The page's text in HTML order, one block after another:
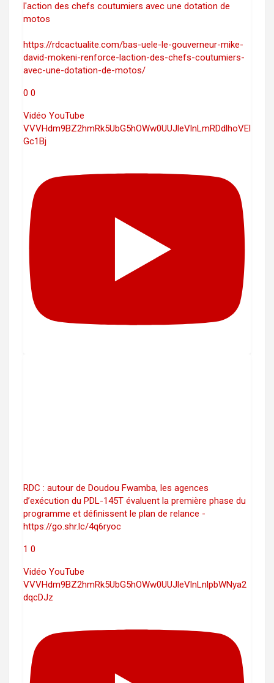
l'action des chefs coutumiers avec une dotation de
motos
https://rdcactualite.com/bas-uele-le-gouverneur-mike-
david-mokeni-renforce-laction-des-chefs-coutumiers-
avec-une-dotation-de-motos/
0 0
Vidéo YouTube
VVVHdm9BZ2hmRk5UbG5hOWw0UUJleVlnLmRDdlhoVEl
Gc1Bj
RDC : autour de Doudou Fwamba, les agences
d’exécution du PDL-145T évaluent la première phase du
programme et définissent le plan de relance -
https://go.shr.lc/4q6ryoc
1 0
Vidéo YouTube
VVVHdm9BZ2hmRk5UbG5hOWw0UUJleVlnLnlpbWNya2
dqcDJz